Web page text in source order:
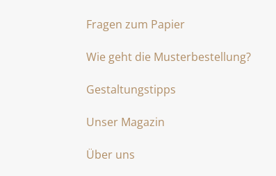
Fragen zum Papier
Wie geht die Musterbestellung?
Gestaltungstipps
Unser Magazin
Über uns